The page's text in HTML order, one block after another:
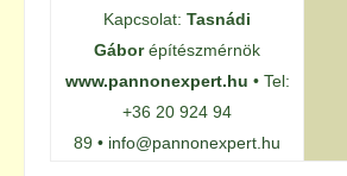
Kapcsolat: Tasnádi
Gáborépítészmérnök
www.pannonexpert.hu • Tel:
+36 20 924 94
89 • info@pannonexpert.hu